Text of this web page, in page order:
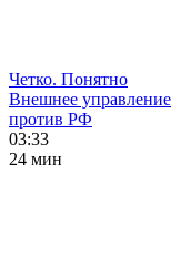
Четко. Понятно
Внешнее
против РФ
03:33
24 мин